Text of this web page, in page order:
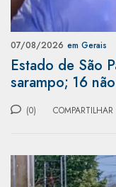
07/08/2026 em Gerais
Estado de São
sarampo; 16
(0) COMPARTILHAR